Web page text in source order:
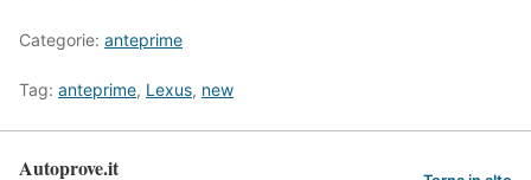
Categorie: anteprime
Tag: anteprime, Lexus, new
Autoprove.it